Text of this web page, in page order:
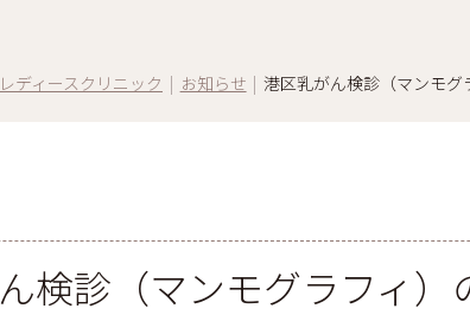
ディースクリニック | お知らせ | 港区乳がん検診（マンモグ
検診（マンモグラフィ）